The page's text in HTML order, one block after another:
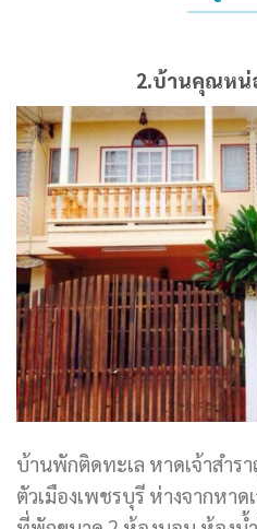
2.บ้านคุณหน่
บ้านพักติดทะเล หาดเจ้าสำ
ตัวเมืองเพชรบุรี ห่างจากหาด